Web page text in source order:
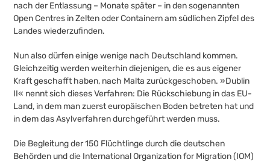
nach der Entlassung – Monate später – in den sogenannten
Open Centres in Zelten oder Containern am südlichen Zipfel des
Landes wiederzufinden.
Nun also dürfen einige wenige nach Deutschland kommen.
Gleichzeitig werden weiterhin diejenigen, die es aus eigener
Kraft geschafft haben, nach Malta zurückgeschoben. »Dublin
II« nennt sich dieses Verfahren: Die Rückschiebung in das EU-
Land, in dem man zuerst europäischen Boden betreten hat und
in dem das Asylverfahren durchgeführt werden muss.
Die Begleitung der 150 Flüchtlinge durch die deutschen
Behörden und die International Organization for Migration (IOM)